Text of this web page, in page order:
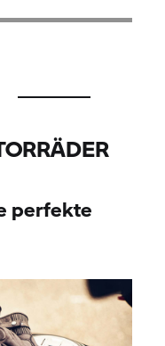
perfekte